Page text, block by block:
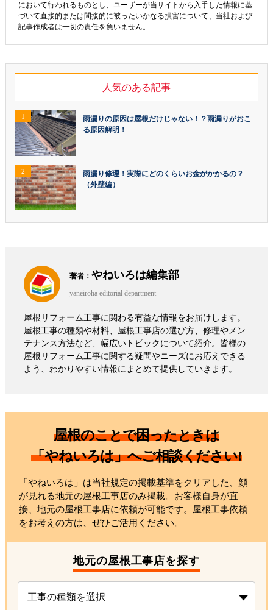
において行われるものとし、ユーザーが当サイトから入手した情報に基
づいて直接的または間接的に被ったいかなる損害について、当社および
記事作成者は一切の責任を負いません。
人気のある記事
1
雨漏りの原因は屋根だけじゃない！？雨漏りがおこ
る原因解明！
2
雨漏り修理！実際にどのくらいお金がかかるの？
（外壁編）
著者： やねいろは編集部
yaneiroha editorial department
屋根リフォーム工事に関わる有益な情報をお届けします。
屋根工事の種類や材料、屋根工事店の選び方、修理やメン
テナンス方法など、幅広いトピックについて紹介。皆様の
屋根リフォーム工事に関する疑問やニーズにお応えできる
よう、わかりやすい情報にまとめて提供していきます。
屋根のことで困ったときは
「やねいろは」へご相談ください!
「やねいろは」は当社規定の掲載基準をクリアした、顔
が見れる地元の屋根工事店のみ掲載。お客様自身が直
接、地元の屋根工事店に依頼が可能です。屋根工事依頼
をお考えの方は、ぜひご活用ください。
地元の屋根工事店を探す